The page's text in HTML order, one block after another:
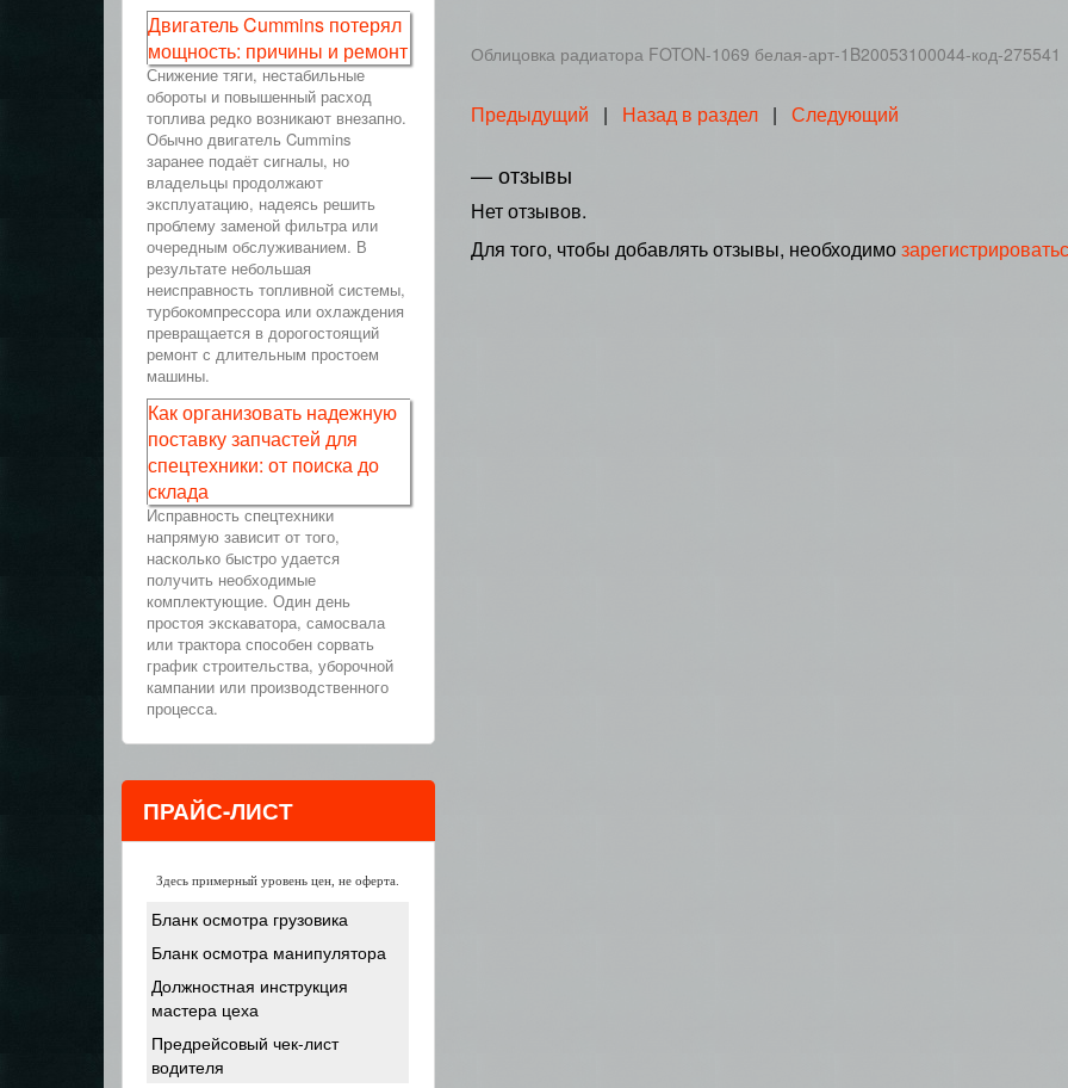
Облицовка радиатора FOTON-1069 белая-арт-1B20053100044-код-275541
Предыдущий | Назад в раздел| Следующий
— отзывы
Нет отзывов.
Для того, чтобы добавлять отзывы, необходимо
Двигатель Cummins потерял
мощность: причины и ремонт
Снижение тяги, нестабильные
обороты и повышенный расход
топлива редко возникают внезапно.
Обычно двигатель Cummins
заранее подаёт сигналы, но
владельцы продолжают
эксплуатацию, надеясь решить
проблему заменой фильтра или
очередным обслуживанием. В
результате небольшая
неисправность топливной системы,
турбокомпрессора или охлаждения
превращается в дорогостоящий
ремонт с длительным простоем
машины.
Как организовать надежную
поставку запчастей для
спецтехники: от поиска до
склада
Исправность спецтехники
напрямую зависит от того,
насколько быстро удается
получить необходимые
комплектующие. Один день
простоя экскаватора, самосвала
или трактора способен сорвать
график строительства, уборочной
кампании или производственного
процесса.
ПРАЙС-ЛИСТ
Здесь примерный уровень цен, не оферта.
Бланк осмотра грузовика
Бланк осмотра манипулятора
Должностная инструкция
мастера цеха
Предрейсовый чек-лист
водителя